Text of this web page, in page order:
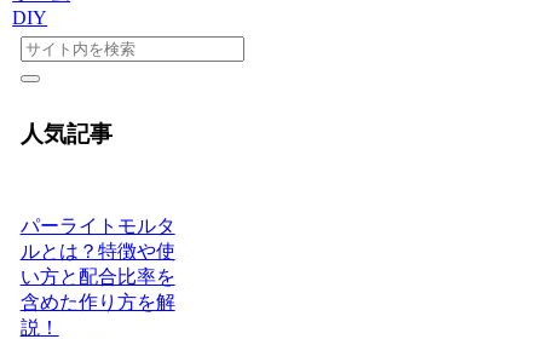
DIY
人気記事
パーライトモルタ
ルとは？特徴や使
い方と配合比率を
含めた作り方を解
説！